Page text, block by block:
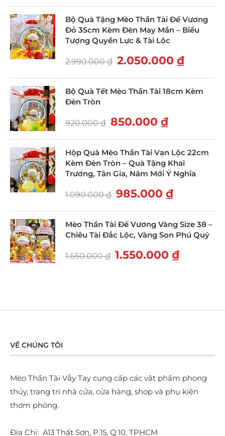
Bộ Quà Tặng Mèo Thần Tài Đế Vương
Đỏ 35cm Kèm Đèn May Mắn – Biểu
Tượng Quyền Lực & Tài Lộc
2.990.000₫ 2.050.000 ₫
Bộ Quà Tết Mèo Thần Tài 18cm Kèm
Đèn Tròn
920.000₫ 850.000 ₫
Hộp Quà Mèo Thần Tài Vạn Lộc 22cm
Kèm Đèn Tròn – Quà Tặng Khai
Trương, Tân Gia, Năm Mới Ý Nghĩa
1.090.000₫ 985.000 ₫
Mèo Thần Tài Đế Vương Vàng Size 38 –
Chiêu Tài Đắc Lộc, Vàng Son Phú Quý
1.650.000₫ 1.550.000 ₫
VỀ CHÚNG TÔI
Mèo Thần Tài Vẫy Tay cung cấp các vật phẩm phong
thủy, trang trí nhà cửa, cửa hàng, shop và phụ kiện
thơm phòng.
Địa Chỉ: A13 Thất Sơn, P.15, Q.10, TPHCM